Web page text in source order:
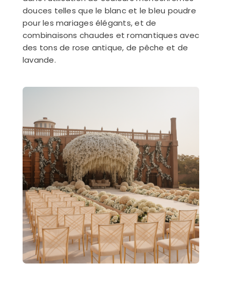
douces telles que le blanc et le bleu poudre
pour les mariages élégants, et de
combinaisons chaudes et romantiques avec
des tons de rose antique, de pêche et de
lavande.